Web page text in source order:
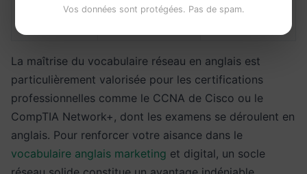
mandataire
through a
La maîtrise du vocabulaire réseau en anglais est
particulièrement valorisée pour les certifications
professionnelles comme le CCNA de Cisco ou le
CompTIA Network+, dont les examens se déroulent en
anglais. Pour renforcer votre aisance dans le
vocabulaire anglais marketing et digital, un socle
Vos données sont protégées. Pas de spam.